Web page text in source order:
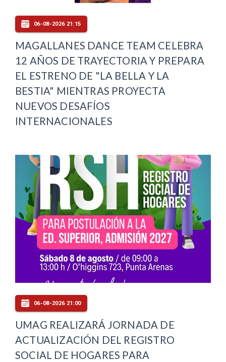
06-08-2026 21:15
MAGALLANES DANCE TEAM CELEBRA
12 AÑOS DE TRAYECTORIA Y PREPARA
EL ESTRENO DE "LA BELLA Y LA
BESTIA" MIENTRAS PROYECTA
NUEVOS DESAFÍOS
INTERNACIONALES
06-08-2026 21:00
UMAG REALIZARÁ JORNADA DE
ACTUALIZACIÓN DEL REGISTRO
SOCIAL DE HOGARES PARA